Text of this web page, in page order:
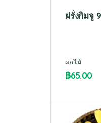
ฝรั่งกิมจู
ผลไม้
฿65.00